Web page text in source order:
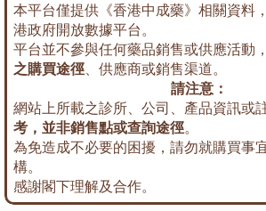
本平台僅提供《香港中成藥》相關資料
港政府開放數據平台。
平台並不參與任何藥品銷售或供應活動
之購買途徑、供應商或銷售渠道。
請注意：
網站上所載之診所、公司、產品資訊或
考，並非銷售點或查詢途徑。
為免造成不必要的困擾，請勿就購買事
構。
感謝閣下理解及合作。